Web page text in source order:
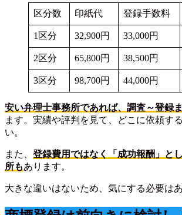
区分数 印紙代 登録手数料
1区分 32,900円 33,000円
2区分 65,800円 38,500円
3区分 98,700円 44,000円
安い弁理士事務所であれば、調査～登録
ます。実績や評判を見て、どこに依頼す
い。
また、 登録費用ではなく「成功報酬」と
所もあります。
大きな違いはないため、気にする必要はあ